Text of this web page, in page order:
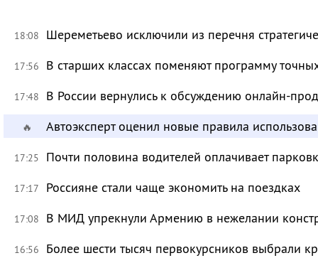
18:08 Шереметьево исключили из перечня
17:56 В старших классах поменяют программу
17:48 В России вернулись к обсуждению онлайн-
🔥 Автоэксперт оценил новые правила
17:25 Почти половина водителей оплачивает
17:17 Россияне стали чаще экономить на поездках
17:08 В МИД упрекнули Армению в нежелании
16:56 Более шести тысяч первокурсников выбрали